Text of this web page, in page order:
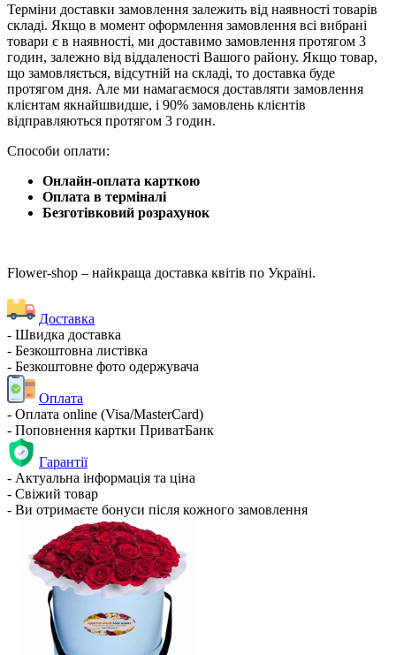
Терміни доставки замовлення залежить від наявності товарів
складі. Якщо в момент оформлення замовлення всі вибрані
товари є в наявності, ми доставимо замовлення протягом 3
годин, залежно від віддаленості Вашого району. Якщо товар,
що замовляється, відсутній на складі, то доставка буде
протягом дня. Але ми намагаємося доставляти замовлення
клієнтам якнайшвидше, і 90% замовлень клієнтів
відправляються протягом 3 годин.
Способи оплати:
Онлайн-оплата карткою
Оплата в терміналі
Безготівковий розрахунок
Flower-shop – найкраща доставка квітів по Україні.
Доставка
- Швидка доставка
- Безкоштовна листівка
- Безкоштовне фото одержувача
Оплата
- Оплата online (Visa/MasterCard)
- Поповнення картки ПриватБанк
Гарантії
- Актуальна інформація та ціна
- Свіжий товар
- Ви отримаєте бонуси після кожного замовлення